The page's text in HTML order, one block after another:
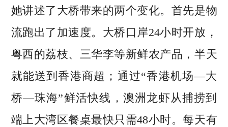
她讲述了大桥带来的两个变化。首先是物
流跑出了加速度。大桥口岸24小时开放，
粤西的荔枝、三华李等新鲜农产品，半天
就能送到香港商超；通过“香港机场—大
桥—珠海”鲜活快线，澳洲龙虾从捕捞到
端上大湾区餐桌最快只需48小时。每天有